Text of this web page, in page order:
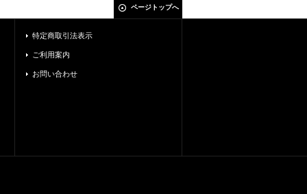
ページトップへ
特定商取引法表示
ご利用案内
お問い合わせ